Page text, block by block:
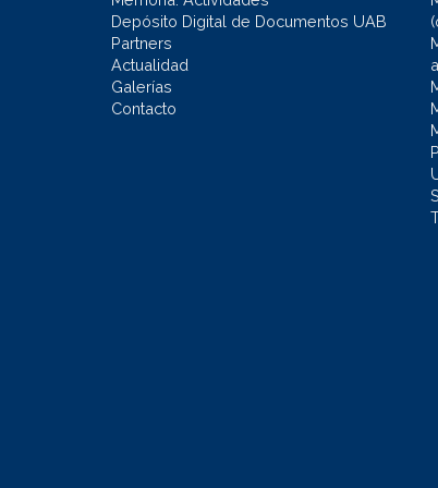
Depósito Digital de Documentos UAB
Partners
Actualidad
Galerías
Contacto